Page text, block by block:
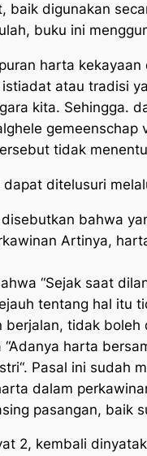
baik digunakan
buku ini
harta kekayaan
atau tradisi
kita. Sehingga.
tidak
ditelusuri
bahwa
Artinya,
“Sejak saat
tentang hal itu
tidak
harta
Pasal ini sudah
dalam
pasangan, baik
kembali